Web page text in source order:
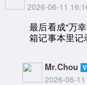
2026-06-11
最后看成“万
箱记事本里记
Mr.Chou
2026-06-